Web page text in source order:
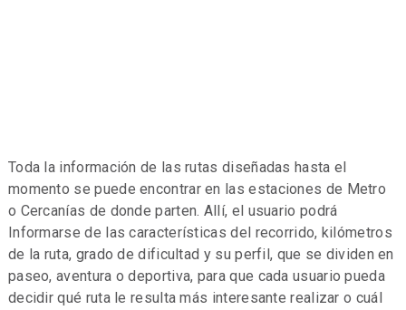
Toda la información de las rutas diseñadas hasta el
momento se puede encontrar en las estaciones de Metro
o Cercanías de donde parten. Allí, el usuario podrá
Informarse de las características del recorrido, kilómetros
de la ruta, grado de dificultad y su perfil, que se dividen en
paseo, aventura o deportiva, para que cada usuario pueda
decidir qué ruta le resulta más interesante realizar o cuál